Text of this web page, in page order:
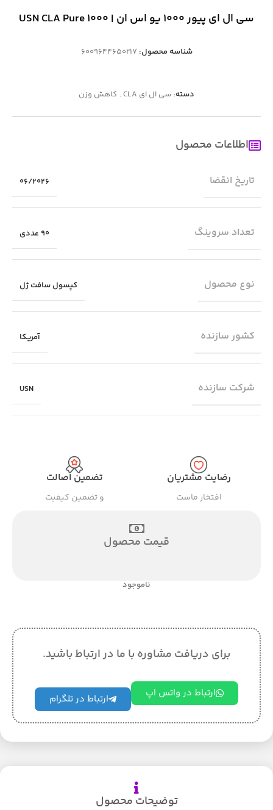
سی ال ای پیور ۱۰۰۰ یو اس ان | USN CLA Pure 1000
شناسه محصول:6009644650217
دسته: سی ال ای CLA , کاهش وزن
اطلاعات محصول
تاریخ انقضا 06/2026
تعداد سروینگ 90 عددی
نوع محصول کپسول سافت ژل
کشور سازنده آمریکا
شرکت سازنده USN
رضایت مشتریان
افتخار ماست
تضمین اصالت
و تضمین کیفیت
قیمت محصول
ناموجود
برای دریافت مشاوره با ما در ارتباط باشید.
ارتباط در واتس اپ ارتباط در تلگرام
توضیحات محصول